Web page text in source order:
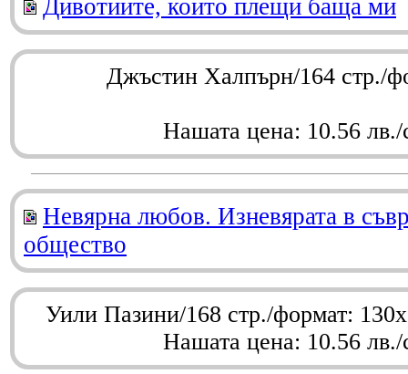
Дивотиите, които плещи баща ми
Джъстин Халпърн/164 стр./
Нашата цена: 10.56 лв./
Невярна любов. Изневярата в
общество
Уили Пазини/168 стр./формат:
Нашата цена: 10.56 лв./